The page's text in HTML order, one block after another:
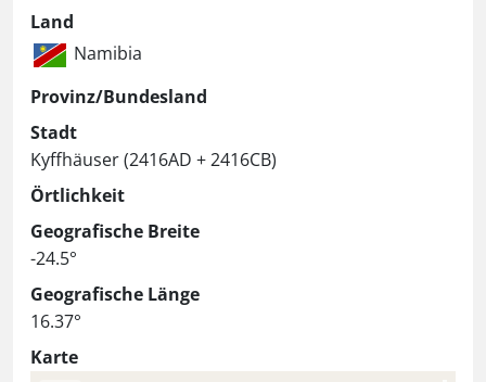
Land
Namibia
Provinz/Bundesland
Stadt
Kyffhäuser (2416AD + 2416CB)
Örtlichkeit
Geografische Breite
-24.5°
Geografische Länge
16.37°
Karte